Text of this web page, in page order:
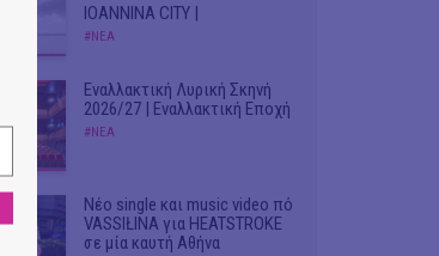
IOANNINA CITY |
#ΝΕΑ
Εναλλακτική Λυρική Σκηνή
2026/27 | Εναλλακτική Εποχή
#ΝΕΑ
Νέο single και music video πό
VASSIŁINA για HEATSTROKE
σε μία καυτή Αθήνα